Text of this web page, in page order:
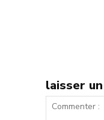
laisser